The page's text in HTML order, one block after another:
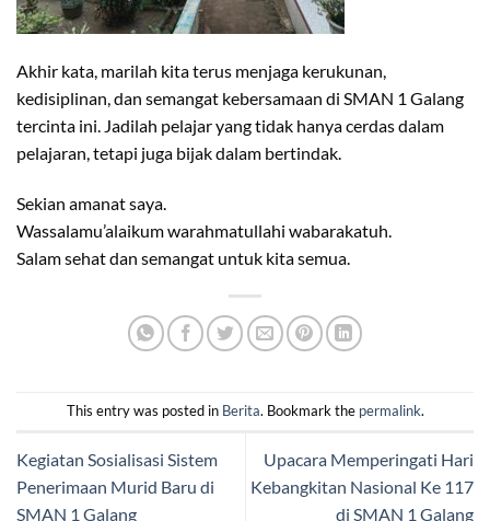
Akhir kata, marilah kita terus menjaga kerukunan,
kedisiplinan, dan semangat kebersamaan di SMAN 1 Galang
tercinta ini. Jadilah pelajar yang tidak hanya cerdas dalam
pelajaran, tetapi juga bijak dalam bertindak.
Sekian amanat saya.
Wassalamu’alaikum warahmatullahi wabarakatuh.
Salam sehat dan semangat untuk kita semua.
This entry was posted in Berita. Bookmark the permalink.
Kegiatan Sosialisasi Sistem
Penerimaan Murid Baru di
SMAN 1 Galang
Upacara Memperingati Hari
Kebangkitan Nasional Ke 117
di SMAN 1 Galang